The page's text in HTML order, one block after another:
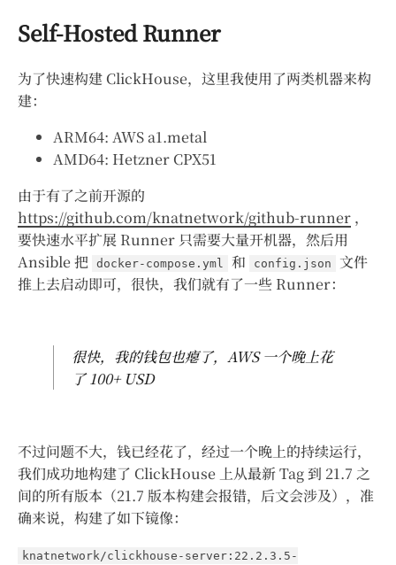
Self-Hosted Runner
为了快速构建 ClickHouse，这里我使用了两类机器来构
建：
ARM64: AWS a1.metal
AMD64: Hetzner CPX51
由于有了之前开源的
https://github.com/knatnetwork/github-runner ，
要快速水平扩展 Runner 只需要大量开机器，然后用
Ansible 把 docker-compose.yml 和 config.json
文件
推上去启动即可，很快，我们就有了一些 Runner：
很快，我的钱包也瘪了，AWS 一个晚上花
了 100+ USD
不过问题不大，钱已经花了，经过一个晚上的持续运行，
我们成功地构建了 ClickHouse 上从最新 Tag 到 21.7 之
间的所有版本（21.7 版本构建会报错，后文会涉及），准
确来说，构建了如下镜像：
knatnetwork/clickhouse-server:22.2.3.5-